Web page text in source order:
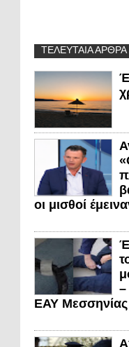
ΤΕΛΕΥΤΑΙΑ ΑΡΘΡΑ
οι μισθοί
–
ΕΑΥ Μεσσηνίας